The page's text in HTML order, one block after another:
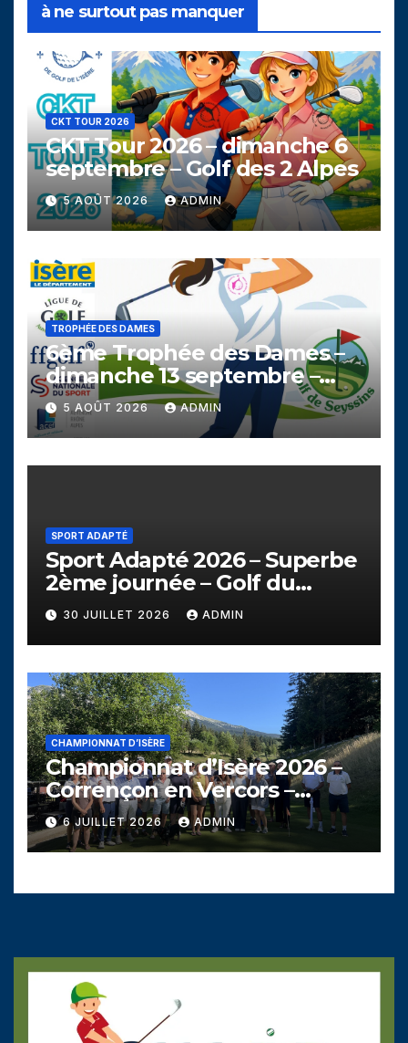
à ne surtout pas manquer
CKT TOUR 2026
CKT Tour 2026 – dimanche 6
septembre – Golf des 2 Alpes
5 AOÛT 2026 ADMIN
TROPHÉE DES DAMES
6ème Trophée des Dames –
dimanche 13 septembre –
Golf de Seyssins
5 AOÛT 2026 ADMIN
SPORT ADAPTÉ
Sport Adapté 2026 – Superbe
2ème journée – Golf du
Campanil
30 JUILLET 2026 ADMIN
CHAMPIONNAT D’ISÈRE
Championnat d’Isère 2026 –
Corrençon en Vercors –
Dimanche 5 juillet
6 JUILLET 2026 ADMIN